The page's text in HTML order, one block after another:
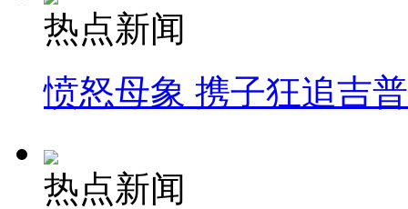
热点新闻
愤怒母象 携子狂追吉
热点新闻